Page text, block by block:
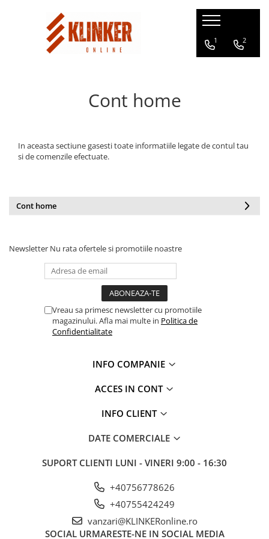
Soluții Pentru
Glafuri din Ceramica
Gradini
Montaj 1 2
Cont home
In aceasta sectiune gasesti toate informatiile legate de contul tau
si de comenzile efectuate.
Cont home
Newsletter Nu rata ofertele si promotiile noastre
Vreau sa primesc newsletter cu promotiile
magazinului. Afla mai multe in Politica de
Confidentialitate
INFO COMPANIE
ACCES IN CONT
INFO CLIENT
DATE COMERCIALE
SUPORT CLIENTI LUNI - VINERI 9:00 - 16:30
+40756778626
+40755424249
vanzari@KLINKERonline.ro
SOCIAL URMARESTE-NE IN SOCIAL MEDIA